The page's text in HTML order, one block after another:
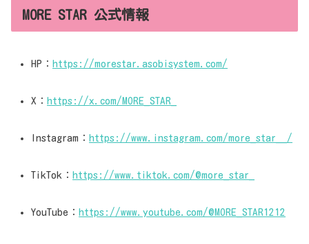
MORE STAR 公式情報
HP： https://morestar.asobisystem.com/
X： https://x.com/MORE_STAR_
Instagram： https://www.instagram.com/more_star__/
TikTok： https://www.tiktok.com/@more_star_
YouTube： https://www.youtube.com/@MORE_STAR1212